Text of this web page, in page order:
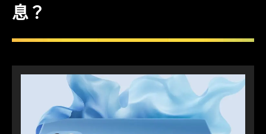
息？